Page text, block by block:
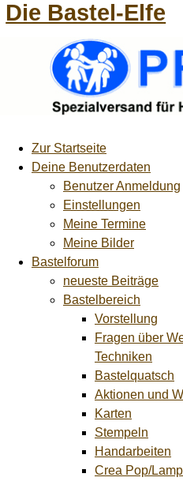
Die Bastel-Elfe
Zur Startseite
Deine Benutzerdaten
Benutzer Anmeldung
Einstellungen
Meine Termine
Meine Bilder
Bastelforum
neueste Beiträge
Bastelbereich
Vorstellung
Fragen über
Techniken
Bastelquatsch
Aktionen und
Karten
Stempeln
Handarbeiten
Crea Pop/